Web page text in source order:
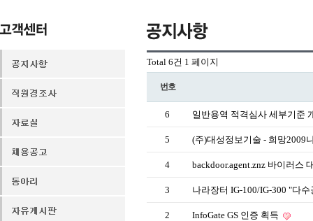
Total 6건 1 페이지
번호
6 일반용역 적격심사 세부기준
5 (주)대성정보기술 - 희망2009
4 backdoor.agent.znz 바이러스
3 나라장터 IG-100/IG-300 "다
2 InfoGate GS 인증 획득